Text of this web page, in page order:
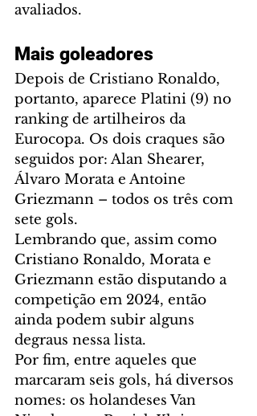
avaliados.
Mais goleadores
Depois de Cristiano Ronaldo,
portanto, aparece Platini (9) no
ranking de artilheiros da
Eurocopa. Os dois craques são
seguidos por: Alan Shearer,
Álvaro Morata e Antoine
Griezmann – todos os três com
sete gols.
Lembrando que, assim como
Cristiano Ronaldo, Morata e
Griezmann estão disputando a
competição em 2024, então
ainda podem subir alguns
degraus nessa lista.
Por fim, entre aqueles que
marcaram seis gols, há diversos
nomes: os holandeses Van